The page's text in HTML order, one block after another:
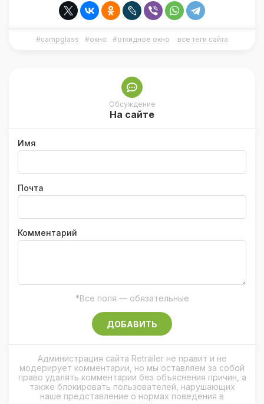
#campglass #окно #откидное окно все теги сайта
Обсуждение
На сайте
Имя
Почта
Комментарий
*Все поля — обязательные
ДОБАВИТЬ
Администрация сайта Retrailer не правит и не
модерирует комментарии, но мы оставляем за собой
право удалять комментарии без объяснения причин, а
также блокировать пользователей, нарушающих
наше представление о нормах поведения в